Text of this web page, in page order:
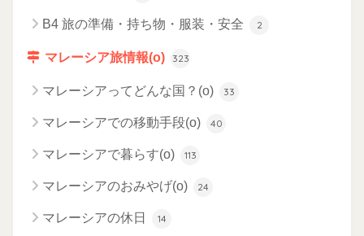
B4 旅の準備・持ち物・服装・安全 2
マレーシア旅情報(o) 323
マレーシアってどんな国？(o) 33
マレーシアでの移動手段(o) 40
マレーシアで暮らす(o) 113
マレーシアのおみやげ(o) 24
マレーシアの休日 14